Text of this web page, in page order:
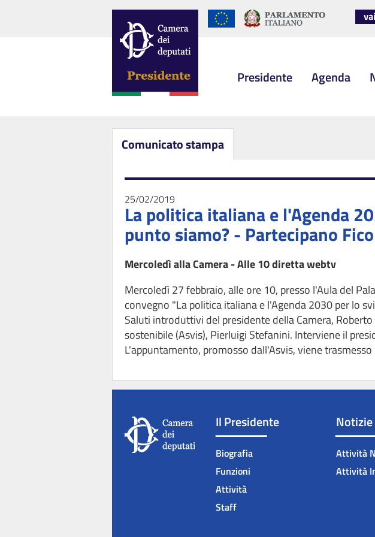
Presidente Agenda
Comunicato stampa
25/02/2019
La politica italiana e l'Agenda
punto siamo? - Partecipano
Mercoledì alla Camera - Alle 10 diretta webtv
Mercoledì 27 febbraio, alle ore 10, presso l'Aula del
convegno "La politica italiana e l'Agenda 2030 per lo
Saluti introduttivi del presidente della Camera,
sostenibile (Asvis), Pierluigi Stefanini. Interviene il
L'appuntamento, promosso dall'Asvis, viene
Il Presidente
Biografia
Funzioni
Attività
Staff
Notizie
Attività
Attività